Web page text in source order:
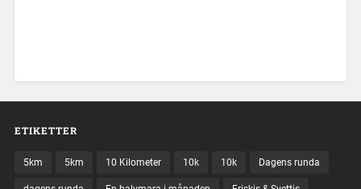
ETIKETTER
5km 5km 10 Kilometer 10k 10k Dagens runda